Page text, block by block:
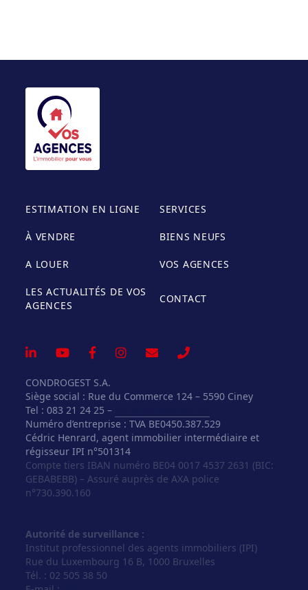
ESTIMATION EN LIGNE SERVICES
À VENDRE BIENS NEUFS
A LOUER VOS AGENCES
LES ACTUALITÉS DE VOS
AGENCES
CONTACT
CONDROGEST S.A.
Siège social : Rue du Commerce 124 – 5590 Ciney
Tel : 083 21 24 25 –
Numéro d’entreprise : TVA BE0450.387.529
Cédric Henrard, agent immobilier intermédiaire et
régisseur IPI n°501314
Compte tiers IBAN numéro BE04 0017 4537 2631 (BIC:
GEBABEBB) – Assuré auprès de AXA police
n°730.390.160
Autorité de surveillance :
Institut professionnel des agents immobiliers (IPI)
Rue du Luxembourg 16 B, 1000 Bruxelles
Tél. : 02 505 38 50